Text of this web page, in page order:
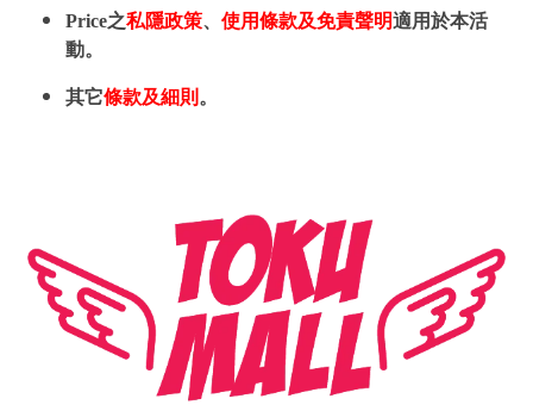
Price之私隱政策、 使用條款及免責聲明適用於本活
動。
其它條款及細則 。